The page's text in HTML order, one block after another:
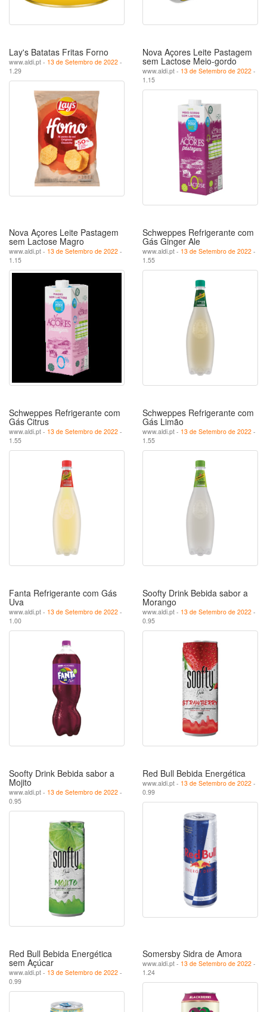
Lay's Batatas Fritas Forno
www.aldi.pt - 13 de Setembro de 2022 -
1.29
Nova Açores Leite Pastagem
sem Lactose Meio-gordo
www.aldi.pt - 13 de Setembro de 2022 -
1.15
Nova Açores Leite Pastagem
sem Lactose Magro
www.aldi.pt - 13 de Setembro de 2022 -
1.15
Schweppes Refrigerante com
Gás Ginger Ale
www.aldi.pt - 13 de Setembro de 2022 -
1.55
Schweppes Refrigerante com
Gás Citrus
www.aldi.pt - 13 de Setembro de 2022 -
1.55
Schweppes Refrigerante com
Gás Limão
www.aldi.pt - 13 de Setembro de 2022 -
1.55
Fanta Refrigerante com Gás
Uva
www.aldi.pt - 13 de Setembro de 2022 -
1.00
Soofty Drink Bebida sabor a
Morango
www.aldi.pt - 13 de Setembro de 2022 -
0.95
Soofty Drink Bebida sabor a
Mojito
www.aldi.pt - 13 de Setembro de 2022 -
0.95
Red Bull Bebida Energética
www.aldi.pt - 13 de Setembro de 2022 -
0.99
Red Bull Bebida Energética
sem Açúcar
www.aldi.pt - 13 de Setembro de 2022 -
0.99
Somersby Sidra de Amora
www.aldi.pt - 13 de Setembro de 2022 -
1.24